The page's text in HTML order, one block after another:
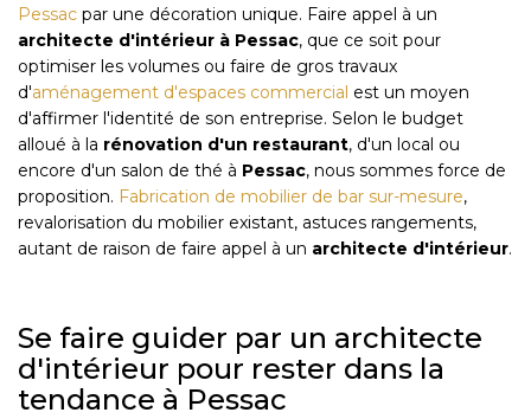
Pessac par une décoration unique. Faire appel à un
architecte d'intérieur à Pessac, que ce soit pour
optimiser les volumes ou faire de gros travaux
d'aménagement d'espaces commercial est un moyen
d'affirmer l'identité de son entreprise. Selon le budget
alloué à la rénovation d'un restaurant, d'un local ou
encore d'un salon de thé à Pessac, nous sommes force de
proposition. Fabrication de mobilier de bar sur-mesure,
revalorisation du mobilier existant, astuces rangements,
autant de raison de faire appel à un architecte d'intérieur.
Se faire guider par un architecte
d'intérieur pour rester dans la
tendance à Pessac